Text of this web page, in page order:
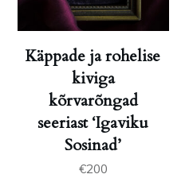
Käppade ja rohelise
kiviga
kõrvarõngad
seeriast ‘Igaviku
Sosinad’
€200